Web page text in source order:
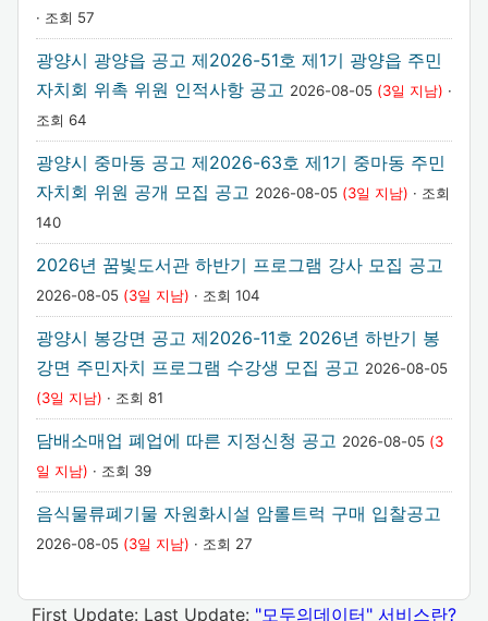
· 조회 57
광양시 광양읍 공고 제2026-51호 제1기 광양읍 주민
자치회 위촉 위원 인적사항 공고 2026-08-05 (3일 지남) ·
조회 64
광양시 중마동 공고 제2026-63호 제1기 중마동 주민
자치회 위원 공개 모집 공고 2026-08-05 (3일 지남) · 조회
140
2026년 꿈빛도서관 하반기 프로그램 강사 모집 공고
2026-08-05 (3일 지남) · 조회 104
광양시 봉강면 공고 제2026-11호 2026년 하반기 봉
강면 주민자치 프로그램 수강생 모집 공고 2026-08-05
(3일 지남) · 조회 81
담배소매업 폐업에 따른 지정신청 공고 2026-08-05 (3
일 지남) · 조회 39
음식물류폐기물 자원화시설 암롤트럭 구매 입찰공고
2026-08-05 (3일 지남) · 조회 27
First Update: Last Update: "모두의데이터" 서비스란?